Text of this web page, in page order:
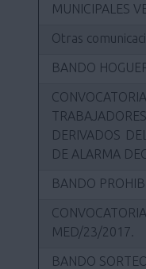
MUNICIPALES
Otras
BANDO
DERIVADOS
DE ALARMA
BANDO
MED/23/2017.
BANDO